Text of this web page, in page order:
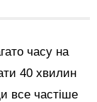
часу на
40 хвилин
все частіше